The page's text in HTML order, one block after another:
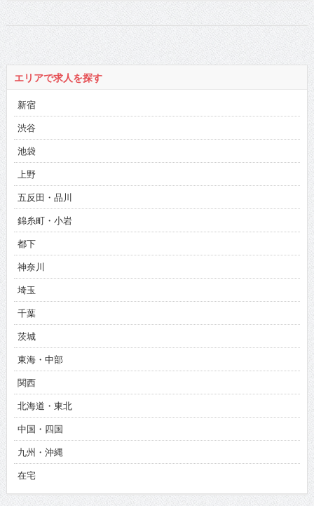
エリアで求人を探す
新宿
渋谷
池袋
上野
五反田・品川
錦糸町・小岩
都下
神奈川
埼玉
千葉
茨城
東海・中部
関西
北海道・東北
中国・四国
九州・沖縄
在宅